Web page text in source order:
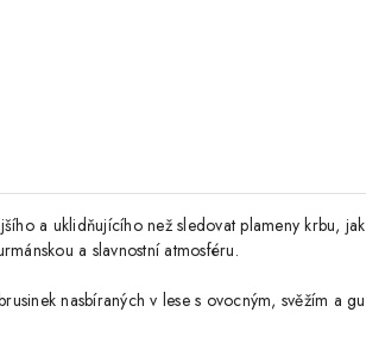
a uklidňujícího než sledovat plameny krbu,
a slavnostní atmosféru.
nasbíraných v lese s ovocným, svěžím a